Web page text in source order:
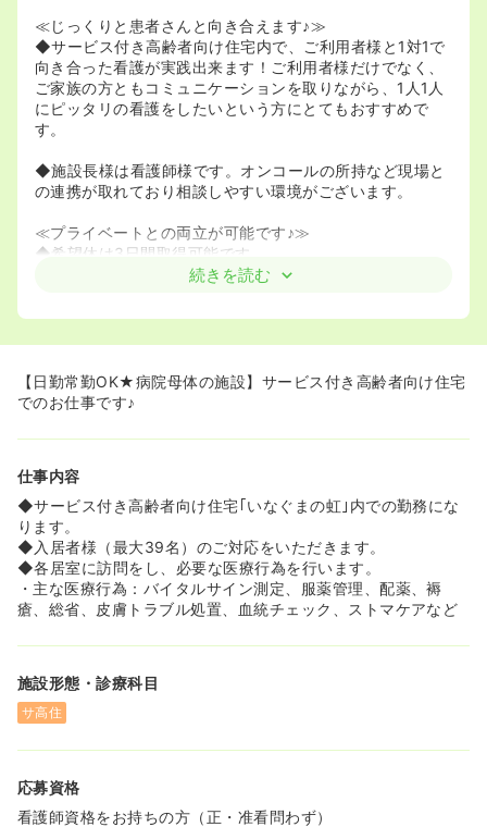
≪じっくりと患者さんと向き合えます♪≫
◆サービス付き高齢者向け住宅内で、ご利用者様と1対1で
向き合った看護が実践出来ます！ご利用者様だけでなく、
ご家族の方ともコミュニケーションを取りながら、1人1人
にピッタリの看護をしたいという方にとてもおすすめで
す。
◆施設長様は看護師様です。オンコールの所持など現場と
の連携が取れており相談しやすい環境がございます。
≪プライベートとの両立が可能です♪≫
◆希望休は3日間取得可能です。
◆系列の岡崎東病院では、希望休を4～5日ほど取得する方
く環境を整えていくよう取り組んでいます。
続きを読む
【日勤常勤OK★病院母体の施設】サービス付き高齢者向け住宅
でのお仕事です♪
仕事内容
◆サービス付き高齢者向け住宅｢いなぐまの虹｣内での勤務にな
ります。
◆入居者様（最大39名）のご対応をいただきます。
◆各居室に訪問をし、必要な医療行為を行います。
・主な医療行為：バイタルサイン測定、服薬管理、配薬、褥
瘡、総省、皮膚トラブル処置、血統チェック、ストマケアなど
施設形態・診療科目
サ高住
応募資格
看護師資格をお持ちの方（正・准看問わず）